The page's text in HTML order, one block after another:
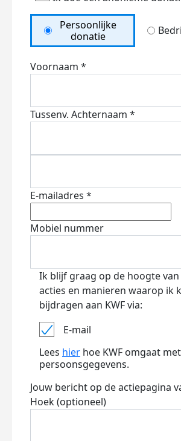
Persoonlijke
donatie
Voornaam *
Tussenv. Achternaam *
E-mailadres *
Mobiel nummer
Ik blijf graag op de hoogte van
acties en manieren waarop ik
bijdragen aan KWF via:
E-mail
Lees hier hoe KWF omgaat
persoonsgegevens.
Jouw bericht op de actiepagina
Hoek (optioneel)